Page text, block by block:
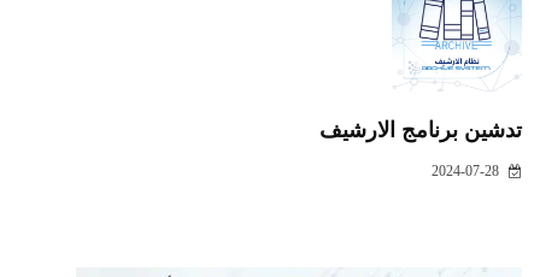
تدشين برنامج الارشيف